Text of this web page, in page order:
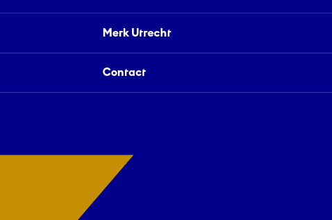
Merk Utrecht
Contact